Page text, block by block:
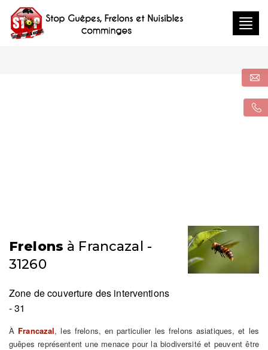
Frelons à Francazal -
31260
Zone de couverture des interventions
- 31
À Francazal, les frelons, en particulier les frelons asiatiques, et les
guêpes représentent une menace pour la biodiversité et peuvent être